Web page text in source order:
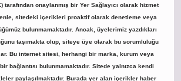
tarafından onaylanmış bir Yer Sağlayıcı olarak hizmet
sitedeki içerikleri proaktif olarak denetleme veya
bulunmamaktadır. Ancak, üyelerimiz yazdıkları
taşımakta olup, siteye üye olarak bu sorumluluğu
Bu internet sitesi, herhangi bir marka, kurum veya
bağlantısı bulunmamaktadır. Sitede yalnızca kendi
paylaşılmaktadır. Burada yer alan içerikler haber